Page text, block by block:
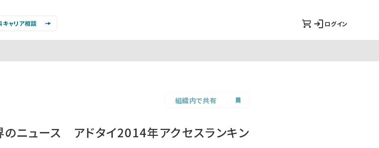
キャリア相談 ログイン
組織内で共有
のニュース アドタイ2014年アクセスランキン